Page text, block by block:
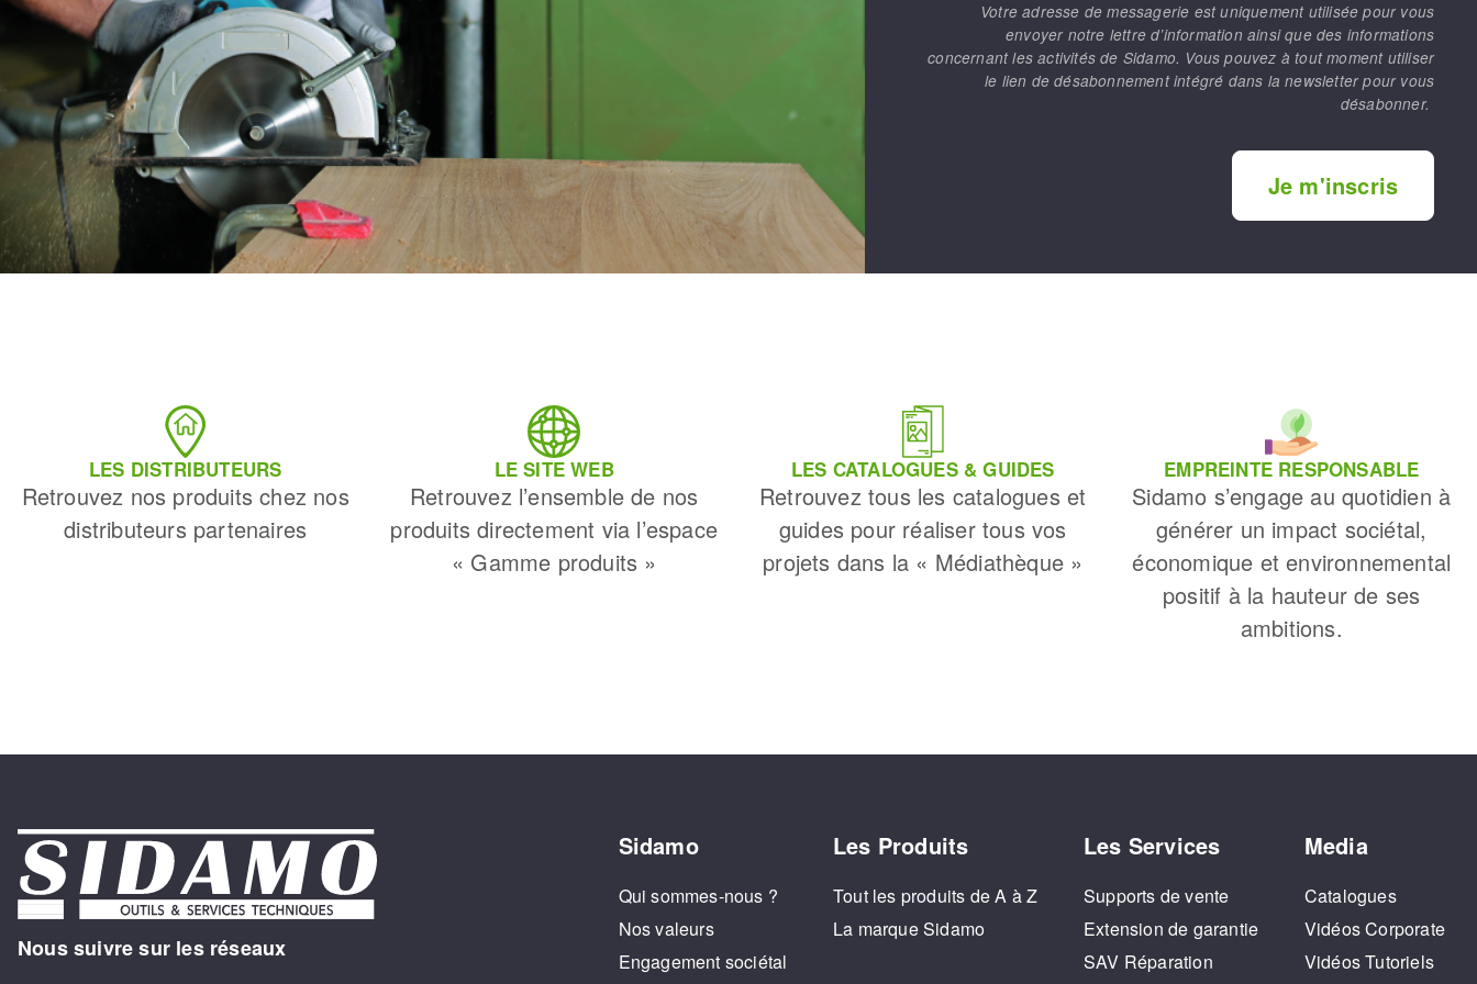
Votre adresse de messagerie est uniquement utilisée pour vous
envoyer notre lettre d’information ainsi que des informations
concernant les activités de Sidamo. Vous pouvez à tout moment utiliser
le lien de désabonnement intégré dans la newsletter pour vous
désabonner.
Je m'inscris
LES DISTRIBUTEURS
Retrouvez nos produits chez nos
distributeurs partenaires
LE SITE WEB
Retrouvez l’ensemble de nos
produits directement via l’espace
« Gamme produits »
LES CATALOGUES & GUIDES
Retrouvez tous les catalogues et
guides pour réaliser tous vos
projets dans la « Médiathèque »
EMPREINTE RESPONSABLE
Sidamo s’engage au quotidien à
générer un impact sociétal,
économique et environnemental
positif à la hauteur de ses
ambitions.
Nous suivre sur les réseaux
Sidamo
Qui sommes-nous ?
Nos valeurs
Engagement sociétal
Les Produits
Tout les produits de A à Z
La marque Sidamo
Les Services
Supports de vente
Extension de garantie
SAV Réparation
Media
Catalogues
Vidéos Corporate
Vidéos Tutoriels